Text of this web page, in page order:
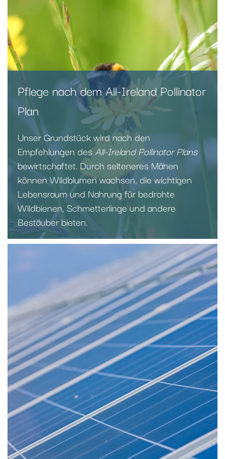
Pflege nach dem All-Ireland Pollinator
Plan
Unser Grundstück wird nach den
Empfehlungen desAll-Ireland Pollinator Plans
bewirtschaftet. Durch selteneres Mähen
können Wildblumen wachsen, die wichtigen
Lebensraum und Nahrung für bedrohte
Wildbienen, Schmetterlinge und andere
Bestäuber bieten.